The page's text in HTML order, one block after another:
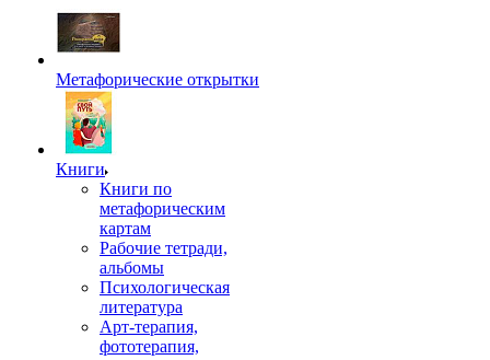
Метафорические открытки
Книги
Книги по
метафорическим
картам
Рабочие тетради,
альбомы
Психологическая
литература
Арт-терапия,
фототерапия,